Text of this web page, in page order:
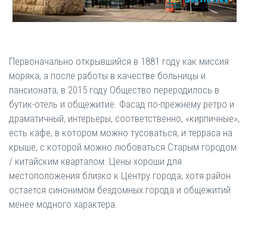
Первоначально открывшийся в 1881 году как миссия
моряка, а после работы в качестве больницы и
пансионата, в 2015 году Общество переродилось в
бутик-отель и общежитие. Фасад по-прежнему ретро и
драматичный, интерьеры, соответственно, «кирпичные»,
есть кафе, в котором можно тусоваться, и терраса на
крыше, с которой можно любоваться Старым городом
/ китайским кварталом. Цены хороши для
местоположения близко к Центру города, хотя район
остается синонимом бездомных города и общежитий
менее модного характера.